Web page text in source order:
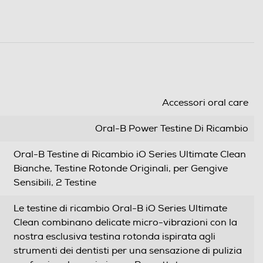
Accessori oral care
Oral-B Power Testine Di Ricambio
Oral-B Testine di Ricambio iO Series Ultimate Clean
Bianche, Testine Rotonde Originali, per Gengive
Sensibili, 2 Testine
Le testine di ricambio Oral-B iO Series Ultimate
Clean combinano delicate micro-vibrazioni con la
nostra esclusiva testina rotonda ispirata agli
strumenti dei dentisti per una sensazione di pulizia